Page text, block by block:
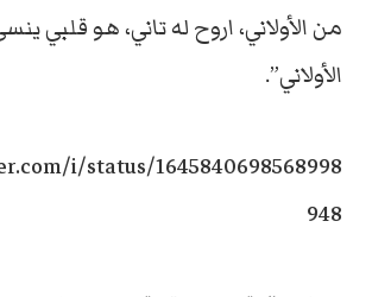
من الأولاني، اروح له تاني، هو قلبي
الأولاني”.
i/status/1645840698568998
948